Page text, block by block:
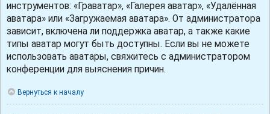
инструментов: «Граватар», «Галерея аватар», «Удалённая
аватара» или «Загружаемая аватара». От администратора
зависит, включена ли поддержка аватар, а также какие
типы аватар могут быть доступны. Если вы не можете
использовать аватары, свяжитесь с администратором
конференции для выяснения причин.
Вернуться к началу